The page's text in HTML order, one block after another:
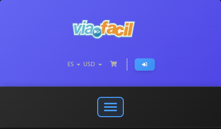
ES USD
Abrir
o